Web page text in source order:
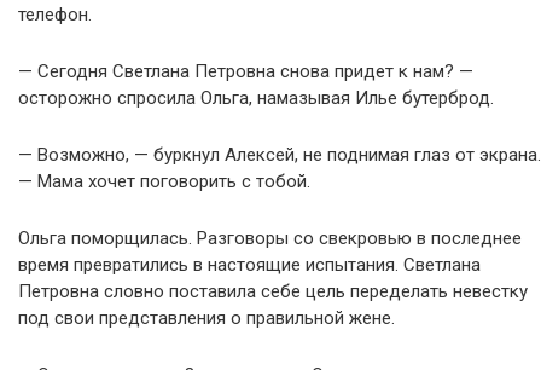
телефон.
— Сегодня Светлана Петровна снова придет к нам? —
осторожно спросила Ольга, намазывая Илье бутерброд.
— Возможно, — буркнул Алексей, не поднимая глаз от экрана.
— Мама хочет поговорить с тобой.
Ольга поморщилась. Разговоры со свекровью в последнее
время превратились в настоящие испытания. Светлана
Петровна словно поставила себе цель переделать невестку
под свои представления о правильной жене.